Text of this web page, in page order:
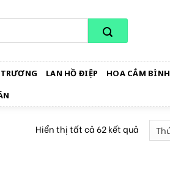
LAN HỒ ĐIỆP HOA CẮM BÌNH
Hiển thị tất cả 62 kết quả